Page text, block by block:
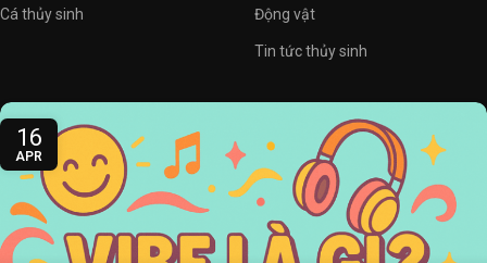
Cá thủy sinh Động vật
Tin tức thủy sinh
16
APR